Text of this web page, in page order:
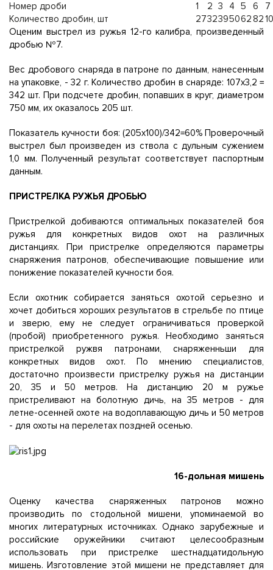
Номер дроби
1 2 3 4 5 6
7
Количество дробин, шт
273239506282
Оценим выстрел из ружья 12-го калибра, произведенный
дробью №7.
Вес дробового снаряда в патроне по данным, нанесенным
на упаковке, - 32 г. Количество дробин в снаряде: 107x3,2 =
342 шт. При подсчете дробин, попавших в круг, диаметром
750 мм, их оказалось 205 шт.
Показатель кучности боя: (205x100)/342=60% Проверочный
выстрел был произведен из ствола с дульным сужением
1,0 мм. Полученный результат соответствует паспортным
данным.
ПРИСТРЕЛКА РУЖЬЯ ДРОБЬЮ
Пристрелкой добиваются оптимальных показателей боя
ружья для конкретных видов охот на различных
дистанциях. При пристрелке определяются параметры
снаряжения патронов, обеспечивающие повышение или
понижение показателей кучности боя.
Если охотник собирается заняться охотой серьезно и
хочет добиться хороших результатов в стрельбе по птице
и зверю, ему не следует ограничиваться проверкой
(пробой) приобретенного ружья. Необходимо заняться
пристрелкой ружвя патронами, снаряженньши для
конкретных видов охот. По мнению специалистов,
достаточно произвести пристрелку ружья на дистанции
20, 35 и 50 метров. На дистанцию 20 м ружье
пристреливают на болотную дичь, на 35 метров - для
летне-осенней oxoте на водоплавающую дичь и 50 метров
- для охоты на перелетах поздней осенью.
16-дольная мишень
Оценку качества снаряженных патронов можно
производить по стодольной мишени, упоминаемой во
многих литературных источниках. Однако зарубежные и
российские оружейники считают целесообразным
использовать при пристрелке шестнадцатидольную
мишень. Изготовление этой мишени не представляет для